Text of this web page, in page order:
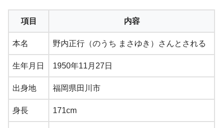
項目 内容
本名 野内正行（のうち まさゆき）さんとされる
生年月日 1950年11月27日
出身地 福岡県田川市
身長 171cm